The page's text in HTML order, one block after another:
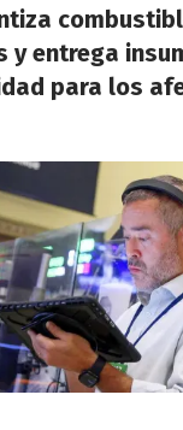
y entrega
para los